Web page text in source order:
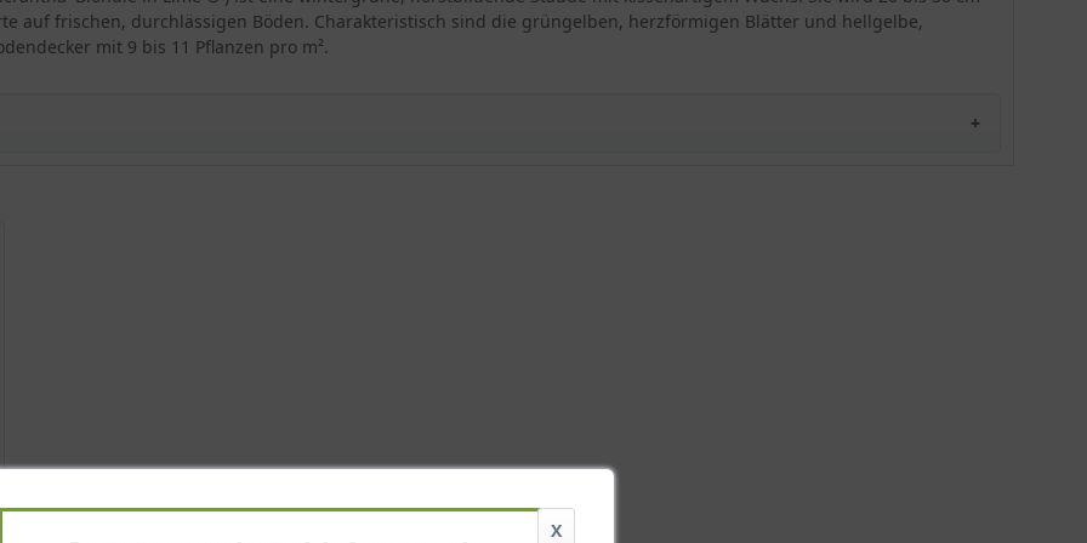
auf frischen, durchlässigen Böden. Charakteristisch sind die grüngelben, herzförmigen Blätter und hellgelbe,
mit 9 bis 11 Pflanzen pro m².
in Lime ®'
Grabgestaltung
X